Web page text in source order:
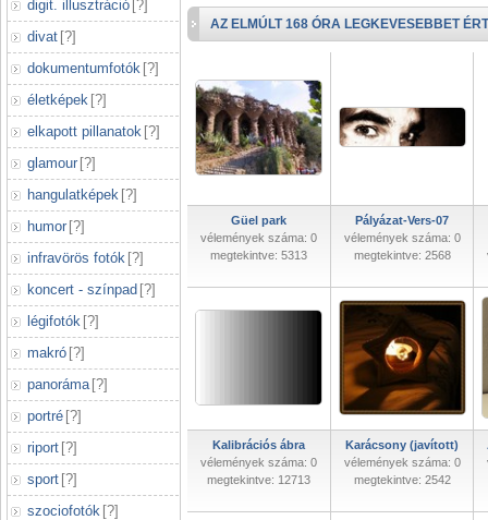
digit. illusztráció [?]
divat [?]
dokumentumfotók [?]
életképek [?]
elkapott pillanatok [?]
glamour [?]
hangulatképek [?]
humor [?]
infravörös fotók [?]
koncert - színpad [?]
légifotók [?]
makró [?]
panoráma [?]
portré [?]
riport [?]
sport [?]
szociofotók [?]
AZ ELMÚLT 168 ÓRA LEGKEVESEBBET
Güel park
vélemények száma: 0
megtekintve: 5313
Pályázat-Vers-07
vélemények száma: 0
megtekintve: 2568
Kalibrációs ábra
vélemények száma: 0
megtekintve: 12713
Karácsony (javított)
vélemények száma: 0
megtekintve: 2542